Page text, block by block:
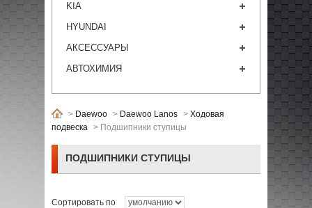
KIA
HYUNDAI
АКСЕССУАРЫ
АВТОХИМИЯ
> Daewoo > Daewoo Lanos > Ходовая
подвеска > Подшипники ступицы
ПОДШИПНИКИ СТУПИЦЫ
Сортировать по